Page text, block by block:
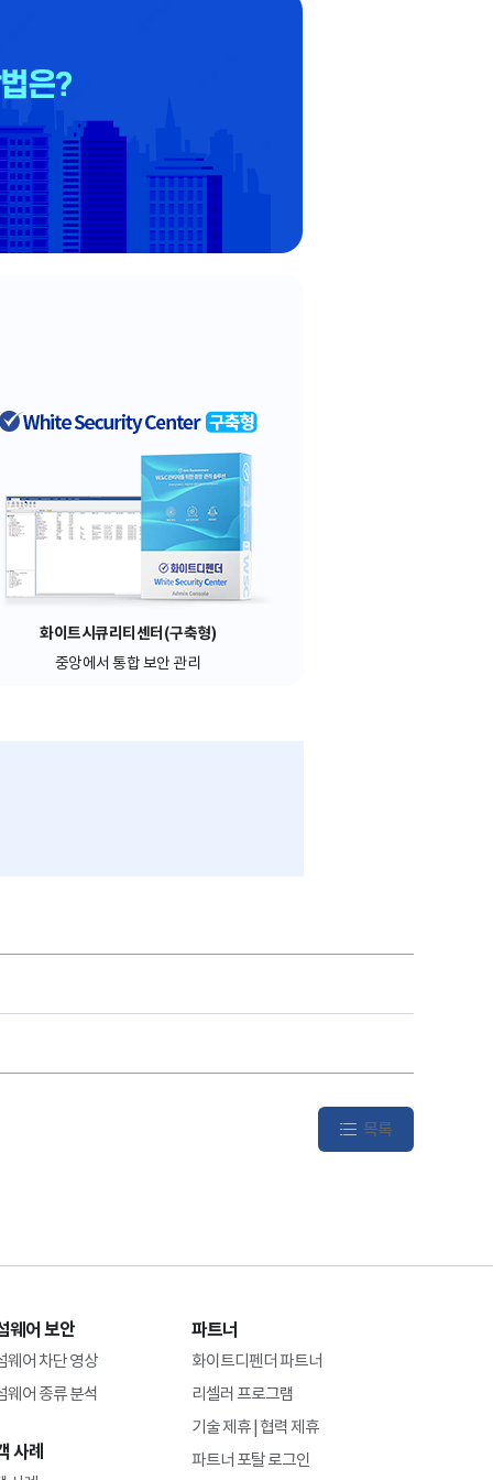
화이트시큐리티센터(구축형)
중앙에서 통합 보안 관리
목록
웨어 보안
웨어 차단 영상
웨어 종류 분석
사례
파트너
화이트디펜더 파트너
리셀러 프로그램
기술 제휴 | 협력 제휴
파트너 포탈 로그인